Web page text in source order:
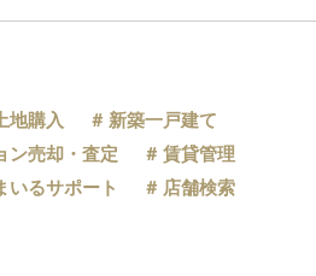
地購入
新築一戸建て
ン売却・査定
賃貸管理
いるサポート
店舗検索